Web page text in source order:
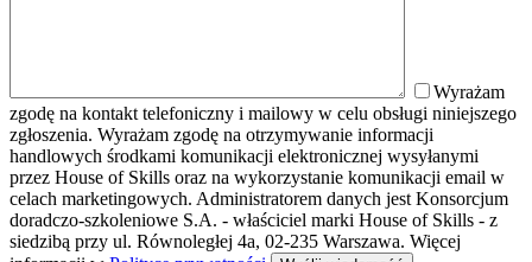
Wyrażam
zgodę na kontakt telefoniczny i mailowy w celu obsługi niniejszego
zgłoszenia. Wyrażam zgodę na otrzymywanie informacji
handlowych środkami komunikacji elektronicznej wysyłanymi
przez House of Skills oraz na wykorzystanie komunikacji email w
celach marketingowych. Administratorem danych jest Konsorcjum
doradczo-szkoleniowe S.A. - właściciel marki House of Skills - z
siedzibą przy ul. Równoległej 4a, 02-235 Warszawa. Więcej